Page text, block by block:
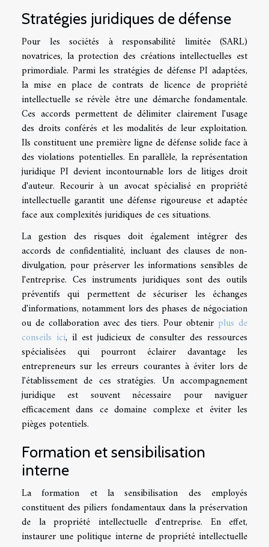
Stratégies juridiques de défense
Pour les sociétés à responsabilité limitée (SARL)
novatrices, la protection des créations intellectuelles est
primordiale. Parmi les stratégies de défense PI adaptées,
la mise en place de contrats de licence de propriété
intellectuelle se révèle être une démarche fondamentale.
Ces accords permettent de délimiter clairement l'usage
des droits conférés et les modalités de leur exploitation.
Ils constituent une première ligne de défense solide face à
des violations potentielles. En parallèle, la représentation
juridique PI devient incontournable lors de litiges droit
d'auteur. Recourir à un avocat spécialisé en propriété
intellectuelle garantit une défense rigoureuse et adaptée
face aux complexités juridiques de ces situations.
La gestion des risques doit également intégrer des
accords de confidentialité, incluant des clauses de non-
divulgation, pour préserver les informations sensibles de
l'entreprise. Ces instruments juridiques sont des outils
préventifs qui permettent de sécuriser les échanges
d'informations, notamment lors des phases de négociation
ou de collaboration avec des tiers. Pour obtenir plus de
conseils ici, il est judicieux de consulter des ressources
spécialisées qui pourront éclairer davantage les
entrepreneurs sur les erreurs courantes à éviter lors de
l'établissement de ces stratégies. Un accompagnement
juridique est souvent nécessaire pour naviguer
efficacement dans ce domaine complexe et éviter les
pièges potentiels.
Formation et sensibilisation
interne
La formation et la sensibilisation des employés
constituent des piliers fondamentaux dans la préservation
de la propriété intellectuelle d'entreprise. En effet,
instaurer une politique interne de propriété intellectuelle